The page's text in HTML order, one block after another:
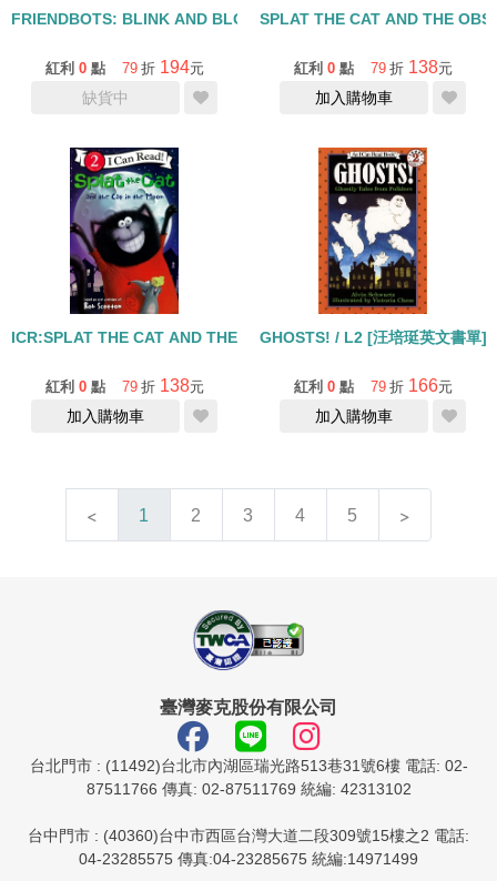
FRIENDBOTS: BLINK AND BLOCK MAKE A WISH/I CAN READ
紅利 0 點 79 折 194元
缺貨中
SPLAT THE CAT AND THE
紅利 0 點 79 折 138元
加入購物車
ICR:SPLAT THE CAT AND THE CAT IN THE MOON/L2
紅利 0 點 79 折 138元
加入購物車
GHOSTS! / L2 [汪培珽英文書單]
紅利 0 點 79 折 166元
加入購物車
1 2 3 4 5
臺灣麥克股份有限公司
台北門市 : (11492)台北市內湖區瑞光路513巷31號6樓 電話: 02-
87511766 傳真: 02-87511769 統編: 42313102
台中門市 : (40360)台中市西區台灣大道二段309號15樓之2 電話:
04-23285575 傳真:04-23285675 統編:14971499